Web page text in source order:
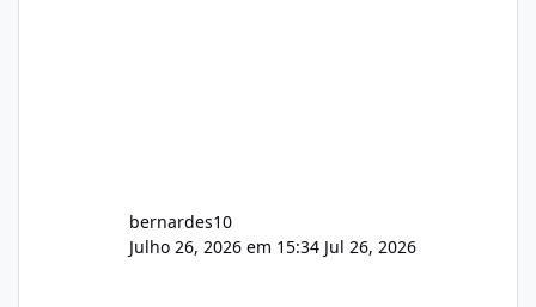
bernardes10
Julho 26, 2026 em 15:34 Jul 26, 2026